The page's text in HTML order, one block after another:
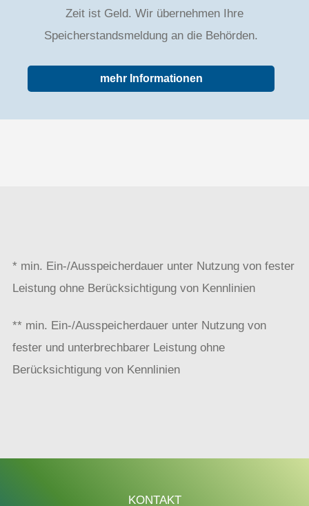
Zeit ist Geld. Wir übernehmen Ihre
Speicherstandsmeldung an die Behörden.
mehr Informationen
* min. Ein-/Ausspeicherdauer unter Nutzung von fester
Leistung ohne Berücksichtigung von Kennlinien
** min. Ein-/Ausspeicherdauer unter Nutzung von
fester und unterbrechbarer Leistung ohne
Berücksichtigung von Kennlinien
KONTAKT